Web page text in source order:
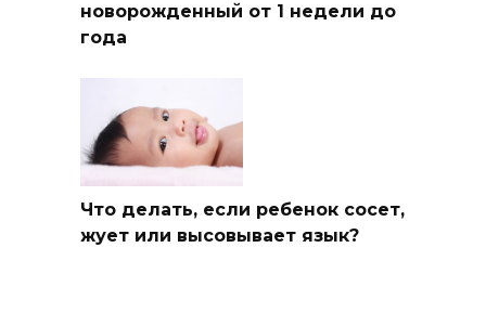
новорожденный от 1 недели до
года
Что делать, если ребенок сосет,
жует или высовывает язык?